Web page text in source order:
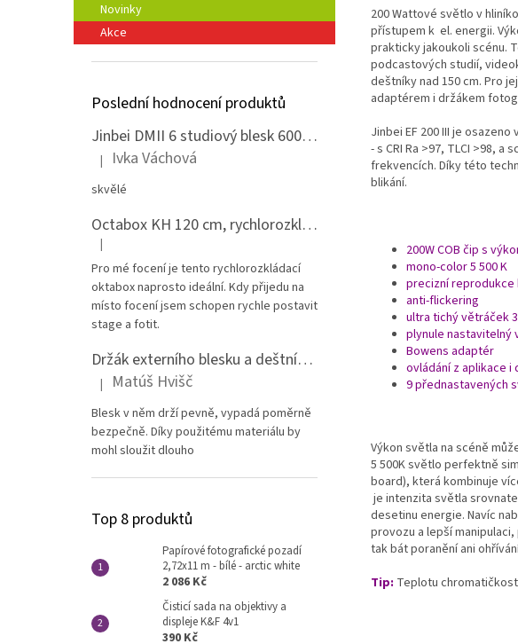
Novinky
Akce
Poslední hodnocení produktů
Jinbei DMII 6 studiový blesk 600 Ws, Bowens bajonet
Hodnocení produktu je 5 z 5 hvězdiček.
| Ivka Váchová
skvělé
Octabox KH 120 cm, rychlorozkládací s voštinou, adaptér Bowens
Hodnocení produktu je 5 z 5 hvězdiček.
|
Pro mé focení je tento rychlorozkládací
oktabox naprosto ideální. Kdy přijedu na
místo focení jsem schopen rychle postavit
stage a fotit.
Držák externího blesku a deštníku na stativ - celokovový
Hodnocení produktu je 5 z 5 hvězdiček.
| Matúš Hvišč
Blesk v něm drží pevně, vypadá poměrně
bezpečně. Díky použitému materiálu by
mohl sloužit dlouho
Top 8 produktů
Papírové fotografické pozadí
2,72x11 m - bílé - arctic white
2 086 Kč
Čisticí sada na objektivy a
displeje K&F 4v1
390 Kč
200 Wattové světlo v
přístupem k el. energii.
prakticky jakoukoli scénu.
podcastových studií,
deštníky nad 150 cm. Pro
adaptérem i držákem
Jinbei EF 200 III je
- s CRI Ra >97, TLCI >98,
frekvencích. Díky této
blikání.
200W COB čip s
mono-color 5 500 K
precizní reprodukce
anti-flickering
ultra tichý větráček
plynule nastavitelný
Bowens adaptér
ovládání z aplikace i
9 přednastavených
Výkon světla na scéně
5 500K světlo perfektně
board), která kombinuje
je intenzita světla
desetinu energie. Navíc
provozu a lepší
tak bát poranění ani
Tip: Teplotu